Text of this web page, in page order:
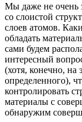
Мы даже не очень
со слоистой
слоев атомов.
обладать
сами будем
интересный
(хотя, конечно, на
определенного),
контролировать
материалы с
обнаружим